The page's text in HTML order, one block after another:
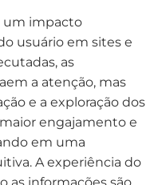
um impacto
usuário em sites e
as
a atenção, mas
e a exploração dos
engajamento e
em uma
A experiência do